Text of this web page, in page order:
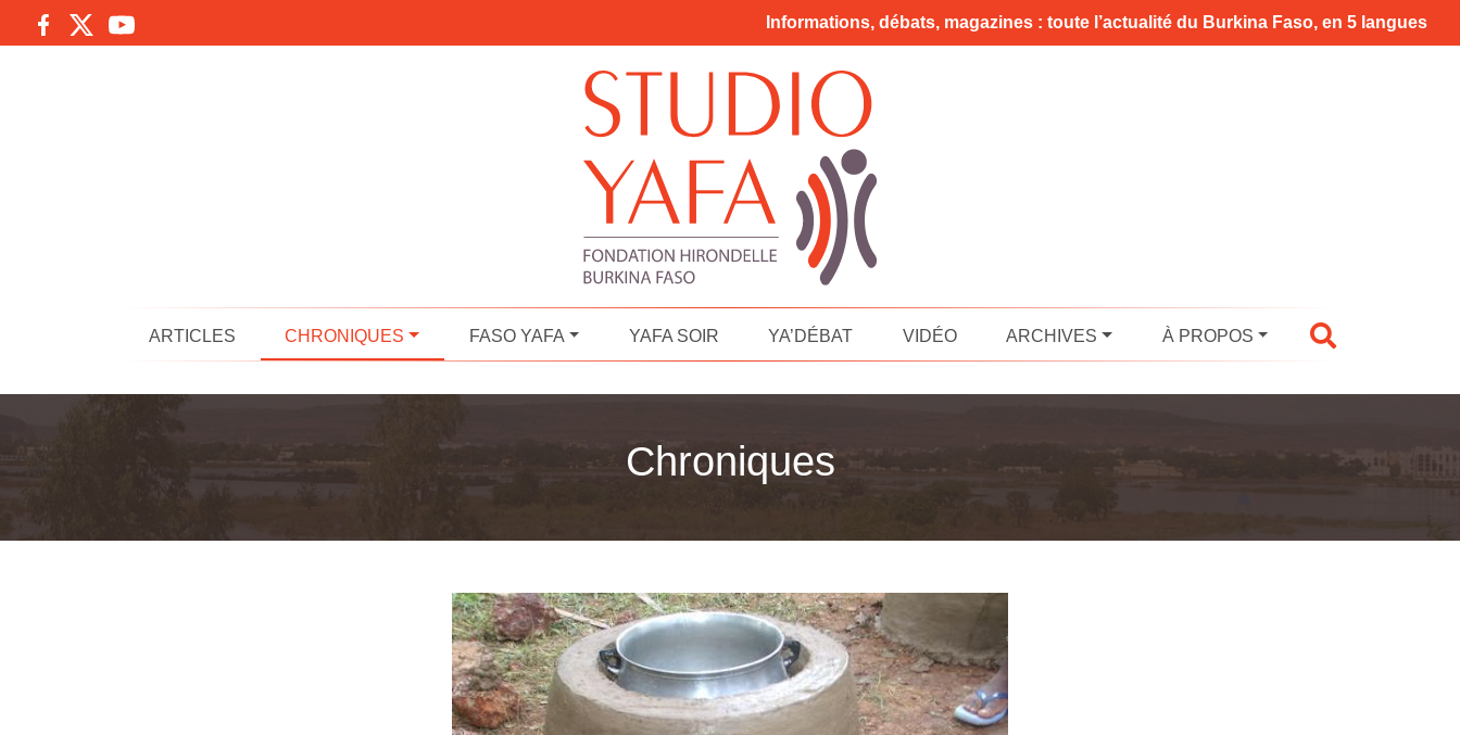
Informations, débats, magazines : toute l’actualité du Burkina Faso, en 5 langues
ARTICLES CHRONIQUES FASO YAFA YAFA SOIR YA’DÉBAT VIDÉO ARCHIVES À PROPOS
Chroniques